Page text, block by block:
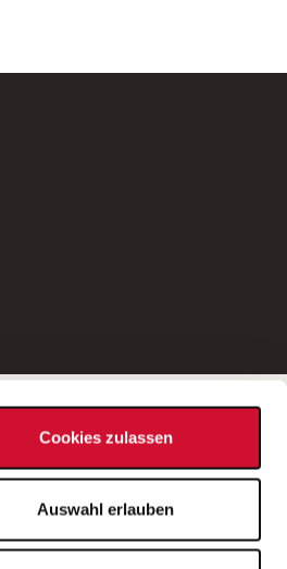
Cookies zulassen
Auswahl erlauben
Stellenausschreibung
bitte an die*den in der
genannte*n